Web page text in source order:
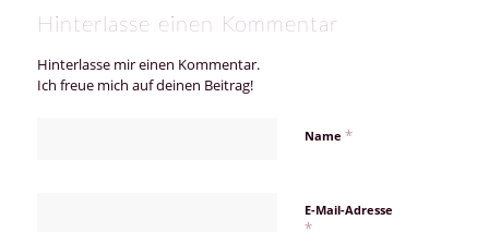
Hinterlasse einen Kommentar
Hinterlasse mir einen Kommentar.
Ich freue mich auf deinen Beitrag!
Name *
E-Mail-Adresse
*